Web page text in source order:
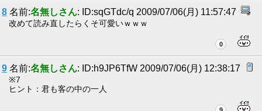
8 名前:名無しさん: ID:sqGTdc/q 2009/07/06(月) 11:57:47
改めて読み直したらくそ可愛いｗｗｗ
0
9 名前:名無しさん: ID:h9JP6TfW 2009/07/06(月) 12:38:17
※7
ヒント：君も客の中の一人